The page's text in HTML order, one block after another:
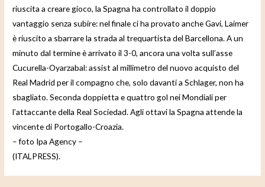
riuscita a creare gioco, la Spagna ha controllato il doppio
vantaggio senza subire: nel finale ci ha provato anche Gavi, Laimer
è riuscito a sbarrare la strada al trequartista del Barcellona. A un
minuto dal termine è arrivato il 3-0, ancora una volta sull’asse
Cucurella-Oyarzabal: assist al millimetro del nuovo acquisto del
Real Madrid per il compagno che, solo davanti a Schlager, non ha
sbagliato. Seconda doppietta e quattro gol nei Mondiali per
l’attaccante della Real Sociedad. Agli ottavi la Spagna attende la
vincente di Portogallo-Croazia.
– foto Ipa Agency –
(ITALPRESS).